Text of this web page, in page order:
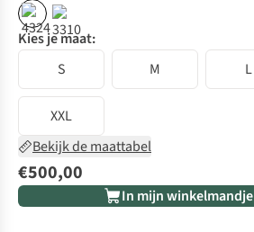
Kies je maat:
S
M L
XXL
Bekijk de maattabel
€500,00
In mijn winkelmandje